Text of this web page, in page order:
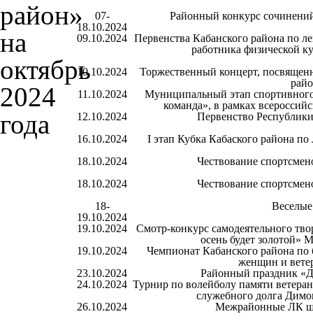
07-
18.10.2024
Районный конкурс
09.10.2024 Первенства Кабанского района по
работника физической
10.10.2024
Торжественный концерт,
11.10.2024
Муниципальный этап
команда», в рамках
12.10.2024
Первенство
16.10.2024
I этап Кубка Кабаского района по
18.10.2024
Чествование
18.10.2024
Чествование
18-
19.10.2024
19.10.2024
Смотр-конкурс самодеятельного
осень будет золотой»
19.10.2024
Чемпионат Кабанского района
женщин и
23.10.2024
Районный праздник
24.10.2024 Турнир по волейболу памяти
служебного долга
26.10.2024
Межрайонные ЛК